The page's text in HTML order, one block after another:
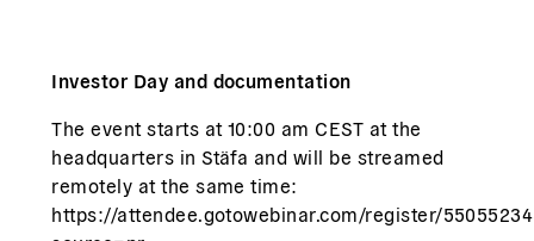
Investor Day and documentation
The event starts at 10:00 am CEST at the
headquarters in Stäfa and will be streamed
remotely at the same time:
https://attendee.gotowebinar.com/register/